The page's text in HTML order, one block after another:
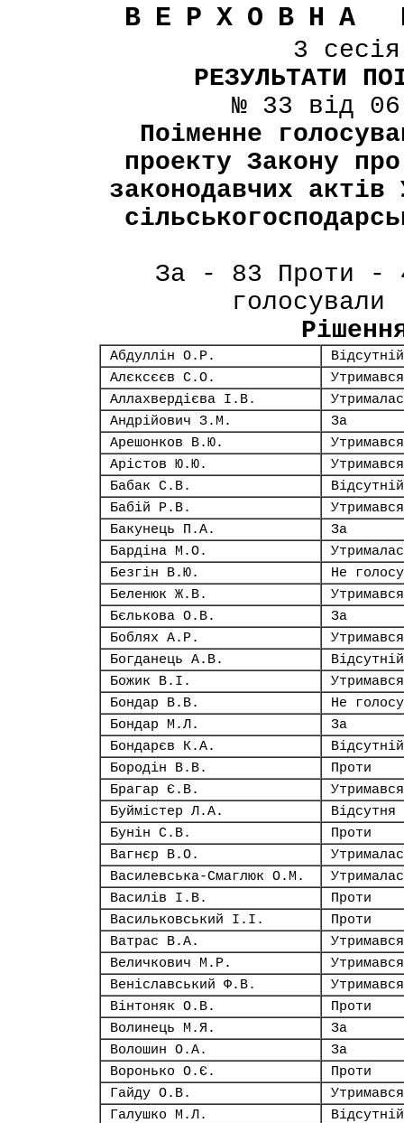
ВЕРХОВНА
3
РЕЗУЛЬТАТИ
№ 33 від
Поіменне
проекту Закону
законодавчих
За - 83 Проти -
Абдуллін О.Р.
Відсутній
Алєксєєв С.О.
Утримався
Аллахвердієва І.В.
Андрійович З.М.
За
Арешонков В.Ю.
Утримався
Арістов Ю.Ю.
Утримався
Бабак С.В.
Відсутній
Бабій Р.В.
Утримався
Бакунець П.А.
За
Бардіна М.О.
Безгін В.Ю.
Не
Беленюк Ж.В.
Утримався
Бєлькова О.В.
За
Боблях А.Р.
Утримався
Богданець А.В.
Відсутній
Божик В.І.
Утримався
Бондар В.В.
Не
Бондар М.Л.
За
Бондарєв К.А.
Відсутній
Бородін В.В.
Проти
Брагар Є.В.
Утримався
Буймістер Л.А.
Відсутня
Бунін С.В.
Проти
Вагнєр В.О.
Василевська-Смаглюк О.М.
Василів І.В.
Проти
Васильковський І.І.
Проти
Ватрас В.А.
Утримався
Величкович М.Р.
Утримався
Веніславський Ф.В.
Утримався
Вінтоняк О.В.
Проти
Волинець М.Я.
За
Волошин О.А.
За
Воронько О.Є.
Проти
Гайду О.В.
Утримався
Галушко М.Л.
Відсутній